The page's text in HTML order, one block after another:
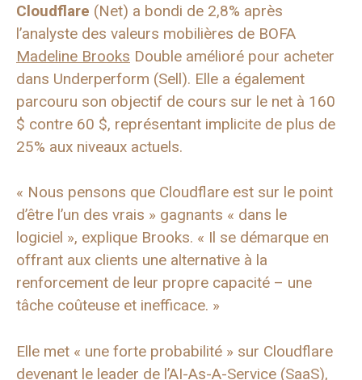
Cloudflare (Net) a bondi de 2,8% après
l’analyste des valeurs mobilières de BOFA
Madeline Brooks Double amélioré pour acheter
dans Underperform (Sell). Elle a également
parcouru son objectif de cours sur le net à 160
$ ​​contre 60 $, représentant implicite de plus de
25% aux niveaux actuels.
« Nous pensons que Cloudflare est sur le point
d’être l’un des vrais » gagnants « dans le
logiciel », explique Brooks. « Il se démarque en
offrant aux clients une alternative à la
renforcement de leur propre capacité – une
tâche coûteuse et inefficace. »
Elle met « une forte probabilité » sur Cloudflare
devenant le leader de l’AI-As-A-Service (SaaS),